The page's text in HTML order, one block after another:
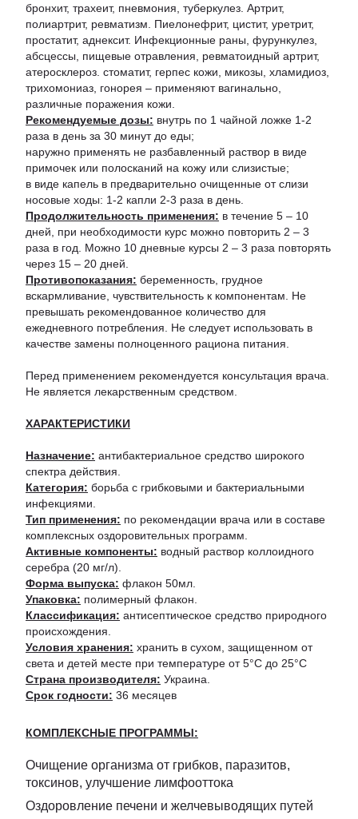
бронхит, трахеит, пневмония, туберкулез. Артрит,
полиартрит, ревматизм. Пиелонефрит, цистит, уретрит,
простатит, аднексит. Инфекционные раны, фурункулез,
абсцессы, пищевые отравления, ревматоидный артрит,
атеросклероз. стоматит, герпес кожи, микозы, хламидиоз,
трихомониаз, гонорея – применяют вагинально,
различные поражения кожи.
Рекомендуемые дозы: внутрь по 1 чайной ложке 1-2
раза в день за 30 минут до еды;
наружно применять не разбавленный раствор в виде
примочек или полосканий на кожу или слизистые;
в виде капель в предварительно очищенные от слизи
носовые ходы: 1-2 капли 2-3 раза в день.
Продолжительность применения: в течение 5 – 10
дней, при необходимости курс можно повторить 2 – 3
раза в год. Можно 10 дневные курсы 2 – 3 раза повторять
через 15 – 20 дней.
Противопоказания: беременность, грудное
вскармливание, чувствительность к компонентам. Не
превышать рекомендованное количество для
ежедневного потребления. Не следует использовать в
качестве замены полноценного рациона питания.
Перед применением рекомендуется консультация врача.
Не является лекарственным средством.
ХАРАКТЕРИСТИКИ
Назначение: антибактериальное средство широкого
спектра действия.
Категория: борьба с грибковыми и бактериальными
инфекциями.
Тип применения: по рекомендации врача или в составе
комплексных оздоровительных программ.
Активные компоненты: водный раствор коллоидного
серебра (20 мг/л).
Форма выпуска: флакон 50мл.
Упаковка: полимерный флакон.
Классификация: антисептическое средство природного
происхождения.
Условия хранения: хранить в сухом, защищенном от
света и детей месте при температуре от 5°С до 25°С
Страна производителя: Украина.
Срок годности: 36 месяцев
КОМПЛЕКСНЫЕ ПРОГРАММЫ:
Очищение организма от грибков, паразитов,
токсинов, улучшение лимфооттока
Оздоровление печени и желчевыводящих путей